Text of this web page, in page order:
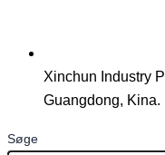
Xinchun Industry
Guangdong, Kina.
Søge